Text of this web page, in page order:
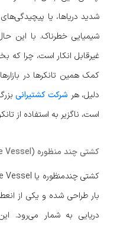
شدید دریاها، یا
شیمیایی خطرناک. با این
غیرقابل انکار است، چرا
کمک همین تانکرها در
دلیل، هر شرکت کشتیرانی
است، ناگزیر به استفاده از
کشتی چند منظوره (Multi-purpose Vessel)
بار طراحی شده و یکی از
دریایی به شمار می‌رود.